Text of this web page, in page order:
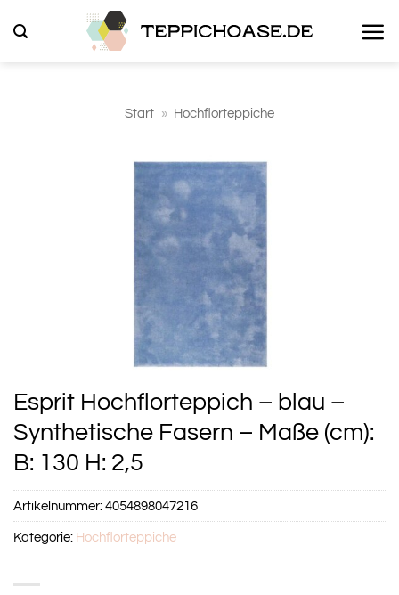
Inhalt
Start » Hochflorteppiche
Esprit Hochflorteppich – blau –
Synthetische Fasern – Maße (cm):
B: 130 H: 2,5
Artikelnummer:4054898047216
Kategorie: Hochflorteppiche